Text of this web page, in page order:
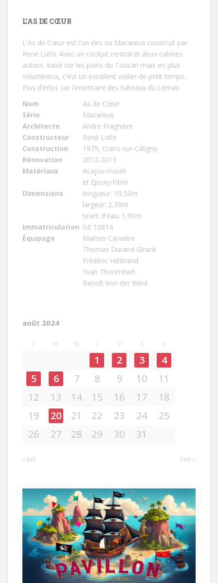
L’AS DE CŒUR
L'As de Cœur est l'un des six Macareux construit par
René Luthi. Avec un cockpit central et deux cabines
autour, basé sur les plans du Toucan mais en plus
volumineux, c'est un excellent voilier de petit temps.
Plus d'infos sur l'inventaire des bateaux du Léman
Nom
As de Cœur
Série
Macareux
Architecte
André Fragnière
Constructeur
René Luthi
Construction
1979, Crans-sur-Céligny
Rénovation
2012-2013
Matériaux
Acajou moulé
et Epoxy/Fibre
Dimensions
longueur: 10,50m
largeur: 2,30m
tirant d'eau: 1,90m
Immatriculation GE 10814
Équipage
Matteo Cavadini
Thomas Durand-Girard
Frédéric Hiltbrand
Yvan Thorimbert
Benoît Von der Weid
août 2024
L M M J V S D
1 2 3
4
5
6 7 8 9 10
11
12
13 14 15 16 17
18
19
20 21 22 23 24
25
26
27 28 29 30 31
« Juil Sep »